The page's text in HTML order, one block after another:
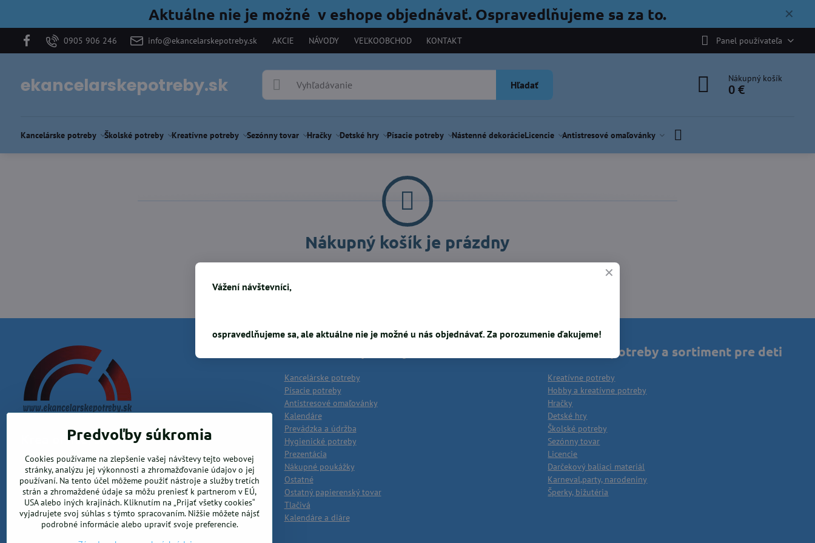
✕
Aktuálne nie je možné v eshope objednávať. Ospravedlňujeme sa za to.
0905 906 246 info@ekancelarskepotreby.sk AKCIE NÁVODY VEĽKOOBCHOD KONTAKT Panel používateľa
ekancelarskepotreby.sk Hľadať
Nákupný košík
0 €
Kancelárske potreby Školské potreby Kreatívne potreby Sezónny tovar Hračky Detské hry Písacie potreby Nástenné dekorácieLicencie Antistresové omaľovánky
Nákupný košík je prázdny
Krea office, s.r.o.
Kamenica nad Hronom 526, 94365 Kamenica nad Hronom
0905 906 246
info@ekancelarskepotreby.sk
Kancelárske potreby
Písacie potreby
Antistresové omaľovánky
Kalendáre
Prevádzka a údržba
Hygienické potreby
Prezentácia
Nákupné poukážky
Ostatné
Ostatný papierenský tovar
Tlačivá
Kalendáre a diáre
Kreatívne potreby a sortiment pre deti
Kreatívne potreby
Hobby a kreatívne potreby
Hračky
Detské hry
Školské potreby
Sezónny tovar
Licencie
Darčekový baliaci materiál
Karneval,party, narodeniny
Šperky, bižutéria
Predvoľby súkromia
Cookies používame na zlepšenie vašej návštevy tejto webovej
stránky, analýzu jej výkonnosti a zhromažďovanie údajov o jej
používaní. Na tento účel môžeme použiť nástroje a služby tretích
strán a zhromaždené údaje sa môžu preniesť k partnerom v EÚ,
USA alebo iných krajinách. Kliknutím na „Prijať všetky cookies“
vyjadrujete svoj súhlas s týmto spracovaním. Nižšie môžete nájsť
podrobné informácie alebo upraviť svoje preferencie.
Vážení návštevníci,
ospravedlňujeme sa, ale aktuálne nie je možné u nás objednávať. Za porozumenie ďakujeme!